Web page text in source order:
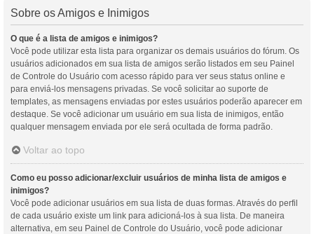
Sobre os Amigos e Inimigos
O que é a lista de amigos e inimigos?
Você pode utilizar esta lista para organizar os demais usuários do fórum. Os
usuários adicionados em sua lista de amigos serão listados em seu Painel
de Controle do Usuário com acesso rápido para ver seus status online e
para enviá-los mensagens privadas. Se você solicitar ao suporte de
templates, as mensagens enviadas por estes usuários poderão aparecer em
destaque. Se você adicionar um usuário em sua lista de inimigos, então
qualquer mensagem enviada por ele será ocultada de forma padrão.
Voltar ao topo
Como eu posso adicionar/excluir usuários de minha lista de amigos e
inimigos?
Você pode adicionar usuários em sua lista de duas formas. Através do perfil
de cada usuário existe um link para adicioná-los à sua lista. De maneira
alternativa, em seu Painel de Controle do Usuário, você pode adicionar